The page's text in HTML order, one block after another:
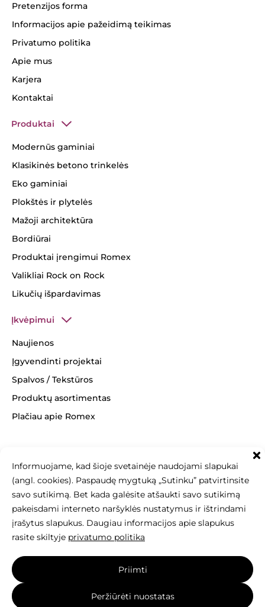
Informuojame, kad šioje svetainėje naudojami slapukai
(angl. cookies). Paspaudę mygtuką „Sutinku” patvirtinsite
savo sutikimą. Bet kada galėsite atšaukti savo sutikimą
pakeisdami interneto naršyklės nustatymus ir ištrindami
įrašytus slapukus. Daugiau informacijos apie slapukus
rasite skiltyje privatumo politika
Priimti
Peržiūrėti nuostatas
Pretenzijos forma
Informacijos apie pažeidimą teikimas
Privatumo politika
Apie mus
Karjera
Kontaktai
Produktai
Modernūs gaminiai
Klasikinės betono trinkelės
Eko gaminiai
Plokštės ir plytelės
Mažoji architektūra
Bordiūrai
Produktai įrengimui Romex
Valikliai Rock on Rock
Likučių išpardavimas
Įkvėpimui
Naujienos
Įgyvendinti projektai
Spalvos / Tekstūros
Produktų asortimentas
Plačiau apie Romex
+370 463 14062
info@betonomozaika.lt
Šios svetainės turinys, tekstai, nuotraukos
yra Betono mozaika nuosavybė, be raštiško sutikimo
draudžiama kopijuoti, naudoti ir platinti.